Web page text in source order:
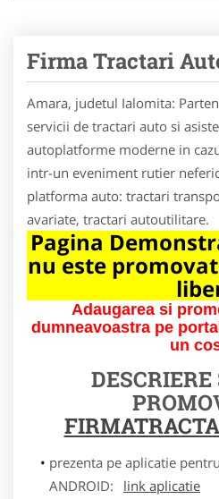
Firma Tractari
Amara, judetul Ialomita:
servicii de tractari auto si
autoplatforme moderne in
intr-un eveniment rutier
platforma auto: tractari
avariate, tractari autoutilitare.
Pagina
nu este
Adaugarea si
dumneavoastra pe
un
prezenta pe aplicatie
ANDROID:
link aplicatie